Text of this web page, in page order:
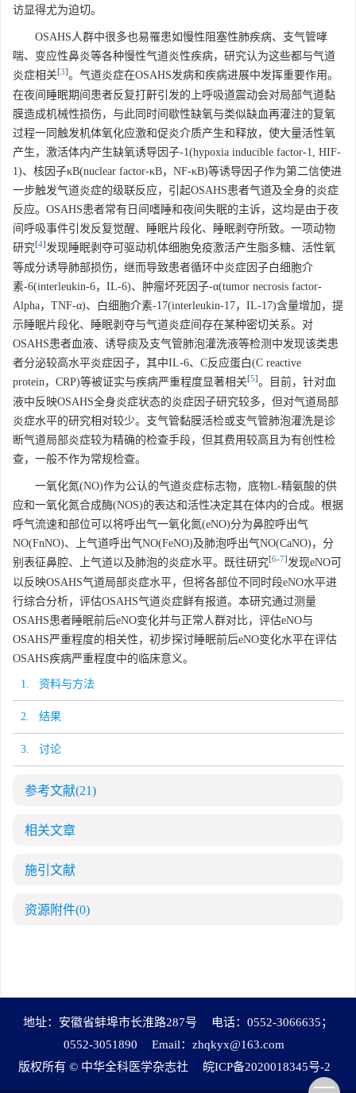
访显得尤为迫切。
OSAHS人群中很多也易罹患如慢性阻塞性肺疾病、支气管哮
喘、变应性鼻炎等各种慢性气道炎性疾病，研究认为这些都与气道
炎症相关[3]。气道炎症在OSAHS发病和疾病进展中发挥重要作用。
在夜间睡眠期间患者反复打鼾引发的上呼吸道震动会对局部气道黏
膜造成机械性损伤，与此同时间歇性缺氧与类似缺血再灌注的复氧
过程一同触发机体氧化应激和促炎介质产生和释放，使大量活性氧
产生，激活体内产生缺氧诱导因子-1(hypoxia inducible factor-1, HIF-
1)、核因子κB(nuclear factor-κB，NF-κB)等诱导因子作为第二信使进
一步触发气道炎症的级联反应，引起OSAHS患者气道及全身的炎症
反应。OSAHS患者常有日间嗜睡和夜间失眠的主诉，这均是由于夜
间呼吸事件引发反复觉醒、睡眠片段化、睡眠剥夺所致。一项动物
研究[4]发现睡眠剥夺可驱动机体细胞免疫激活产生脂多糖、活性氧
等成分诱导肺部损伤，继而导致患者循环中炎症因子白细胞介
素-6(interleukin-6，IL-6)、肿瘤坏死因子-α(tumor necrosis factor-
Alpha，TNF-α)、白细胞介素-17(interleukin-17，IL-17)含量增加，提
示睡眠片段化、睡眠剥夺与气道炎症间存在某种密切关系。对
OSAHS患者血液、诱导痰及支气管肺泡灌洗液等检测中发现该类患
者分泌较高水平炎症因子，其中IL-6、C反应蛋白(C reactive
protein，CRP)等被证实与疾病严重程度显著相关[5]。目前，针对血
液中反映OSAHS全身炎症状态的炎症因子研究较多，但对气道局部
炎症水平的研究相对较少。支气管黏膜活检或支气管肺泡灌洗是诊
断气道局部炎症较为精确的检查手段，但其费用较高且为有创性检
查，一般不作为常规检查。
一氧化氮(NO)作为公认的气道炎症标志物，底物L-精氨酸的供
应和一氧化氮合成酶(NOS)的表达和活性决定其在体内的合成。根据
呼气流速和部位可以将呼出气一氧化氮(eNO)分为鼻腔呼出气
NO(FnNO)、上气道呼出气NO(FeNO)及肺泡呼出气NO(CaNO)，分
别表征鼻腔、上气道以及肺泡的炎症水平。既往研究[6-7]发现eNO可
以反映OSAHS气道局部炎症水平，但将各部位不同时段eNO水平进
行综合分析，评估OSAHS气道炎症鲜有报道。本研究通过测量
OSAHS患者睡眠前后eNO变化并与正常人群对比，评估eNO与
OSAHS严重程度的相关性，初步探讨睡眠前后eNO变化水平在评估
OSAHS疾病严重程度中的临床意义。
1. 资料与方法
2. 结果
3. 讨论
参考文献(21)
相关文章
施引文献
资源附件(0)
地址：安徽省蚌埠市长淮路287号
电话：0552-3066635；
0552-3051890
Email： zhqkyx@163.com
版权所有 © 中华全科医学杂志社
皖ICP备2020018345号-2